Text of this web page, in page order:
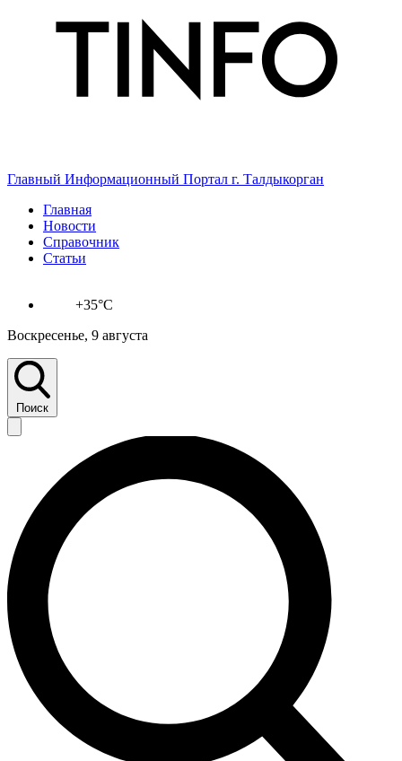
Главный Информационный Портал г. Талдыкорган
Главная
Новости
Справочник
Статьи
+35°C
Воскресенье, 9 августа
Поиск